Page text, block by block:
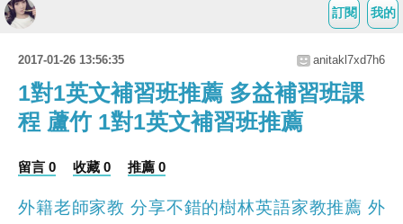
我的
訂閱
2017-01-26 13:56:35 anitakl7xd7h6
1對1英文補習班推薦 多益補習班課
程 蘆竹 1對1英文補習班推薦
留言 0 收藏 0 推薦 0
外籍老師家教 分享不錯的樹林英語家教推薦 外